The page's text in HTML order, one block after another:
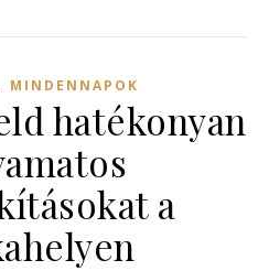
MINDENNAPOK
hatékonyan
a